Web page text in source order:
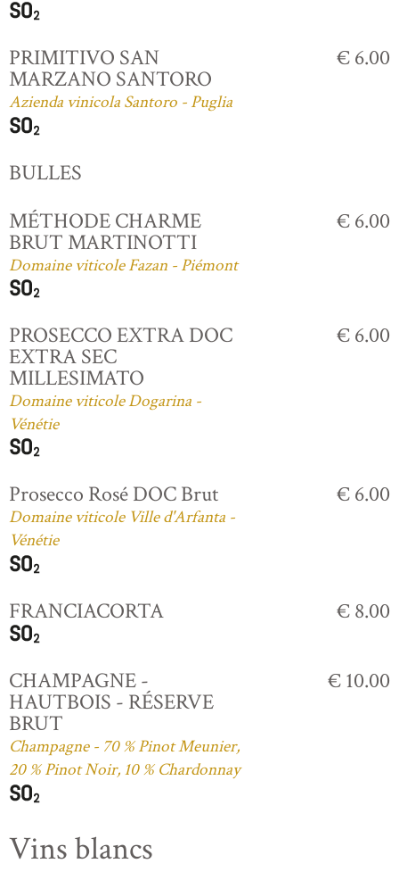
PRIMITIVO SAN
MARZANO SANTORO
Azienda vinicola Santoro - Puglia
€ 6.00
BULLES
MÉTHODE CHARME
BRUT MARTINOTTI
Domaine viticole Fazan - Piémont
€ 6.00
PROSECCO EXTRA DOC
EXTRA SEC
MILLESIMATO
Domaine viticole Dogarina -
Vénétie
€ 6.00
Prosecco Rosé DOC Brut
Domaine viticole Ville d'Arfanta -
Vénétie
€ 6.00
FRANCIACORTA € 8.00
CHAMPAGNE -
HAUTBOIS - RÉSERVE
BRUT
Champagne - 70 % Pinot Meunier,
20 % Pinot Noir, 10 % Chardonnay
€ 10.00
Vins blancs